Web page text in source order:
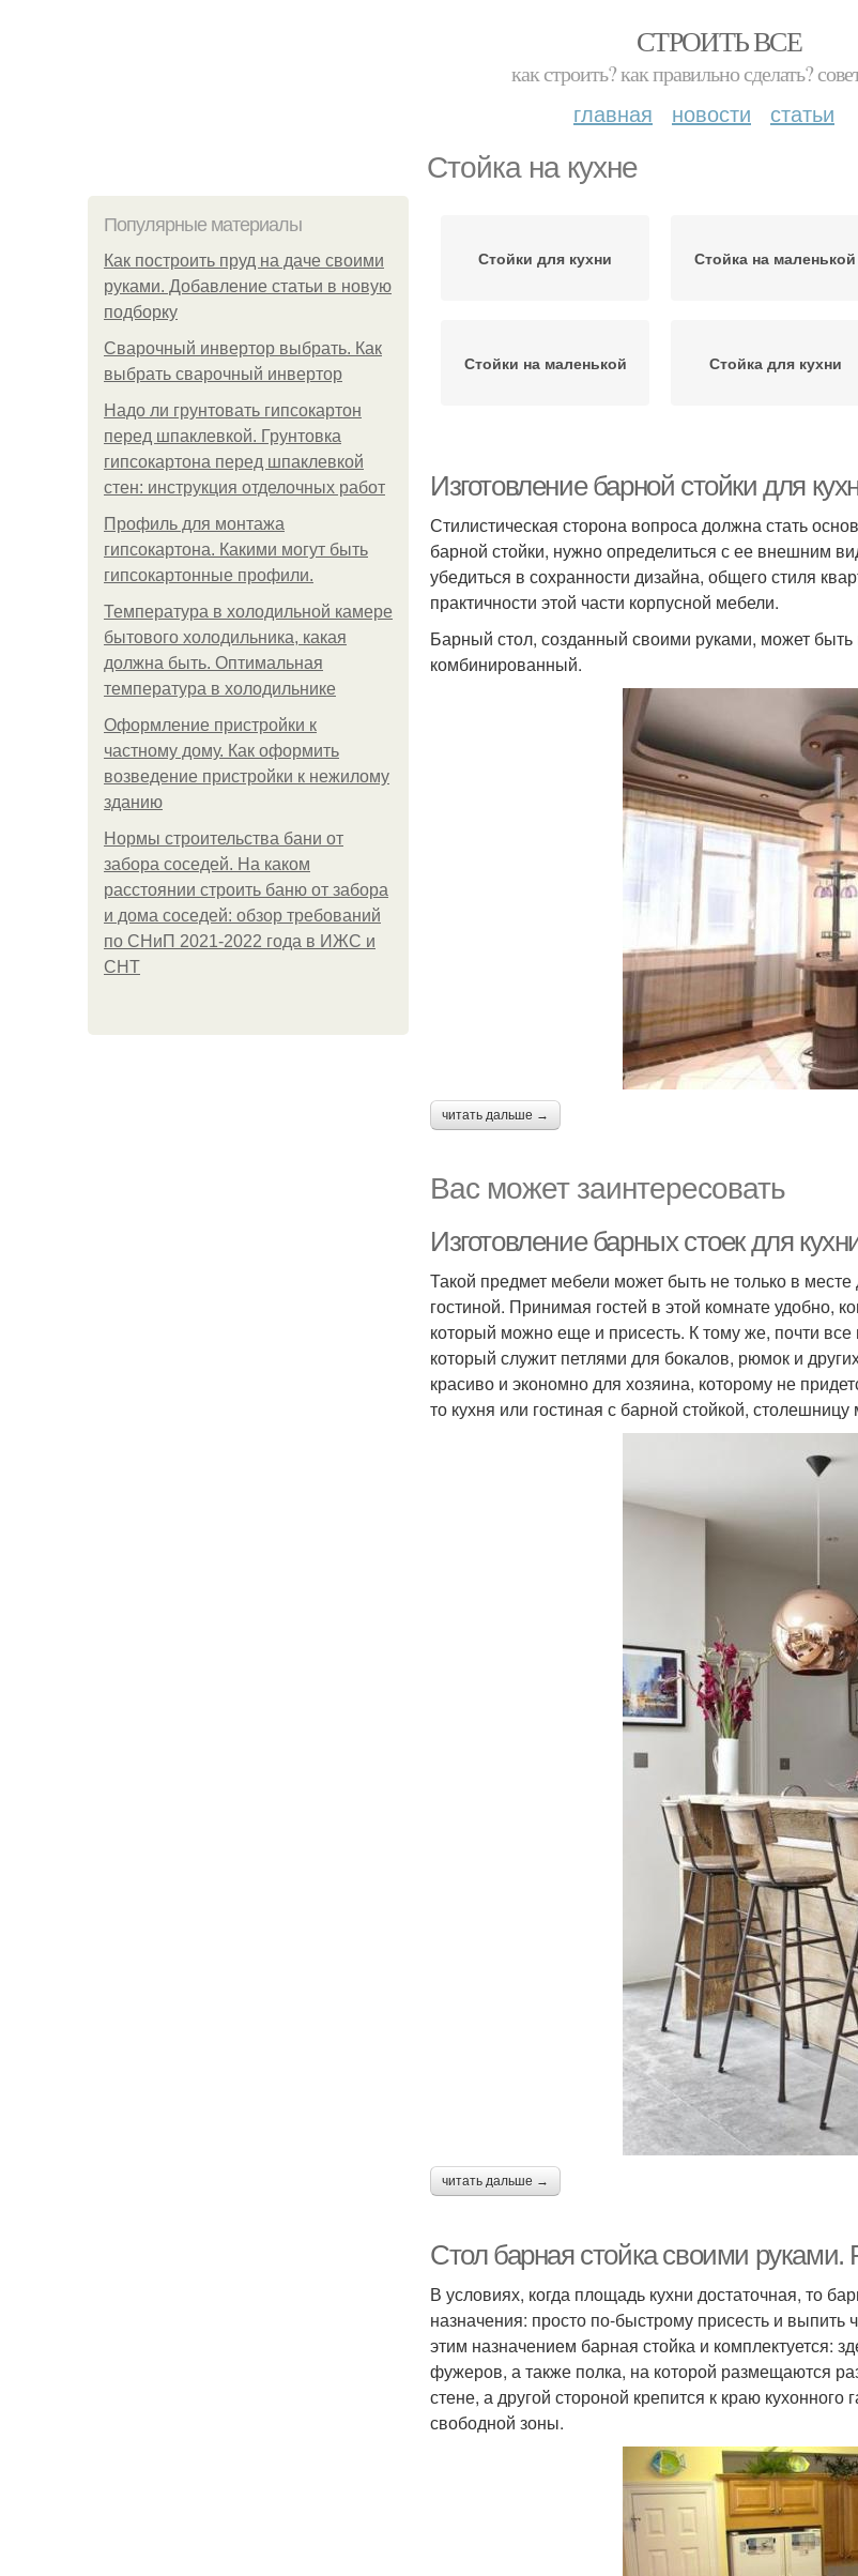
СТРОИТЬ ВСЕ
как строить? как правильно сделать?
главная новости статьи
Стойка на кухне
Популярные материалы
Как построить пруд на даче своими
руками. Добавление статьи в новую
подборку
Сварочный инвертор выбрать. Как
выбрать сварочный инвертор
Надо ли грунтовать гипсокартон
перед шпаклевкой. Грунтовка
гипсокартона перед шпаклевкой
стен: инструкция отделочных работ
Профиль для монтажа
гипсокартона. Какими могут быть
гипсокартонные профили.
Температура в холодильной камере
бытового холодильника, какая
должна быть. Оптимальная
температура в холодильнике
Оформление пристройки к
частному дому. Как оформить
возведение пристройки к нежилому
зданию
Нормы строительства бани от
забора соседей. На каком
расстоянии строить баню от забора
и дома соседей: обзор требований
по СНиП 2021-2022 года в ИЖС и
СНТ
Стойки для кухни Стойка на маленькой
Стойки на маленькой Стойка для кухни
Изготовление барной стойки для
Стилистическая сторона вопроса должна стать
барной стойки, нужно определиться с ее внешним
убедиться в сохранности дизайна, общего стиля
практичности этой части корпусной мебели.
Барный стол, созданный своими руками, может
комбинированный.
читать дальше →
Вас может заинтересовать
Изготовление барных стоек для
Такой предмет мебели может быть не только в
гостиной. Принимая гостей в этой комнате удобно,
который можно еще и присесть. К тому же, почти
который служит петлями для бокалов, рюмок и
красиво и экономно для хозяина, которому не
то кухня или гостиная с барной стойкой,
читать дальше →
Стол барная стойка своими руками.
В условиях, когда площадь кухни достаточная, то
назначения: просто по-быстрому присесть и
этим назначением барная стойка и комплектуется:
фужеров, а также полка, на которой размещаются
стене, а другой стороной крепится к краю
свободной зоны.